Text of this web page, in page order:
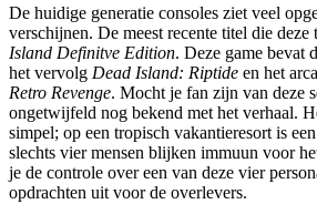
De huidige generatie consoles ziet veel
verschijnen. De meest recente titel die
Island Definitve Edition. Deze game bevat
het vervolg Dead Island: Riptide en het
Retro Revenge. Mocht je fan zijn van deze
ongetwijfeld nog bekend met het verhaal.
simpel; op een tropisch vakantieresort is
slechts vier mensen blijken immuun voor
je de controle over een van deze vier
opdrachten uit voor de overlevers.